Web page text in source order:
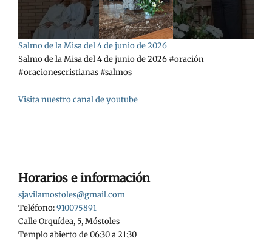
Salmo de la Misa del 4 de junio de 2026
Salmo de la Misa del 4 de junio de 2026 #oración
#oracionescristianas #salmos
Visita nuestro canal de youtube
Horarios e información
sjavilamostoles@gmail.com
Teléfono:910075891
Calle Orquídea, 5, Móstoles
Templo abierto de 06:30 a 21:30